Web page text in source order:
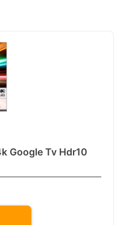
Google Tv Hdr10